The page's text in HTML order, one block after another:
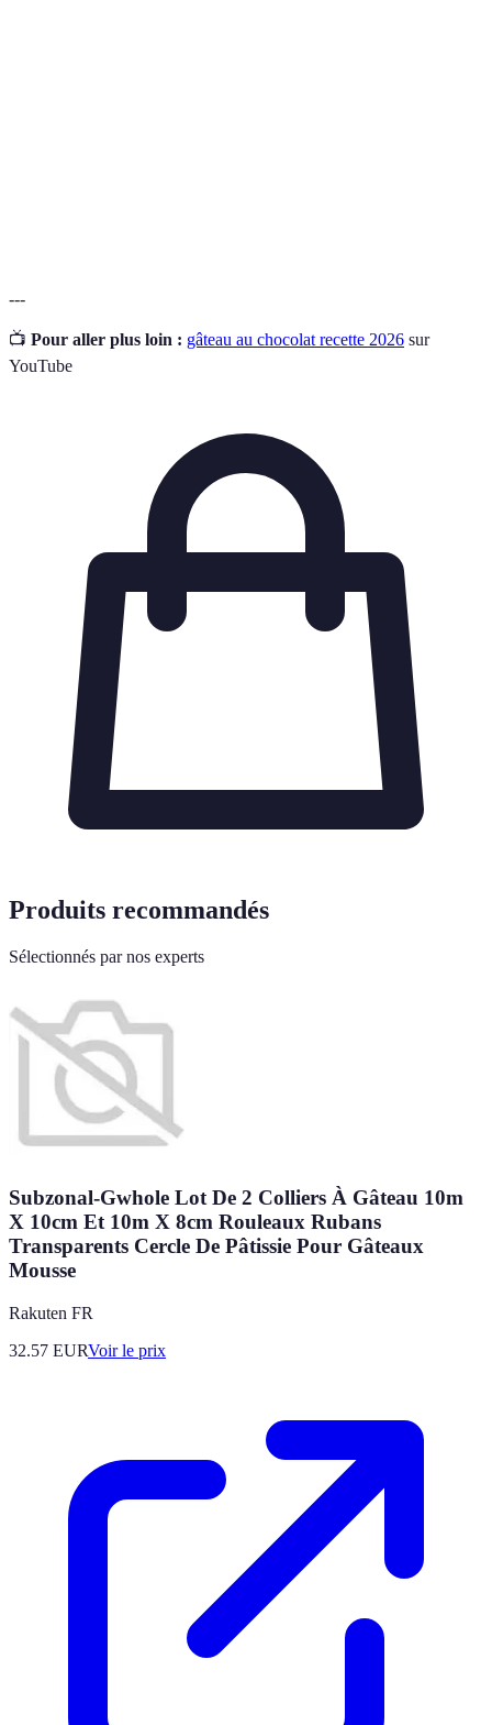
---
📺 Pour aller plus loin : gâteau au chocolat recette 2026 sur
YouTube
Produits recommandés
Sélectionnés par nos experts
Subzonal-Gwhole Lot De 2 Colliers À Gâteau 10m
X 10cm Et 10m X 8cm Rouleaux Rubans
Transparents Cercle De Pâtissie Pour Gâteaux
Mousse
Rakuten FR
32.57 EURVoir le prix